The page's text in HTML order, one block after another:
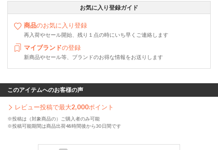
お気に入り登録ガイド
商品のお気に入り登録
再入荷やセール開始、残り１点の時にいち早くご連絡します
マイブランドの登録
新商品やセール等、ブランドのお得な情報をお送りします
このアイテムへのお客様の声
レビュー投稿で最大2,000ポイント
※投稿は（対象商品の）ご購入者のみ可能
※投稿可能期間は商品出荷48時間後から30日間です